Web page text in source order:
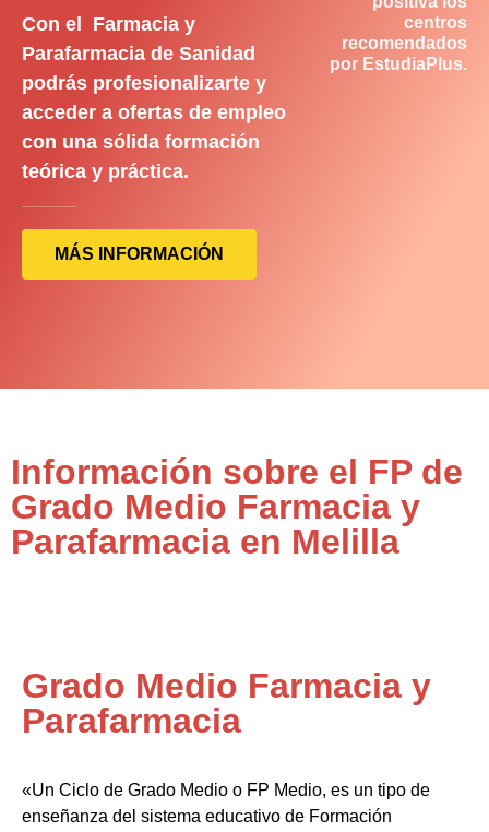
Con el Farmacia y
Parafarmacia de Sanidad
podrás profesionalizarte y
acceder a ofertas de empleo
con una sólida formación
teórica y práctica.
MÁS INFORMACIÓN
centros
recomendados
por EstudiaPlus.
Información sobre el FP de
Grado Medio Farmacia y
Parafarmacia en Melilla
Grado Medio Farmacia y
Parafarmacia
«Un Ciclo de Grado Medio o FP Medio, es un tipo de
enseñanza del sistema educativo de Formación